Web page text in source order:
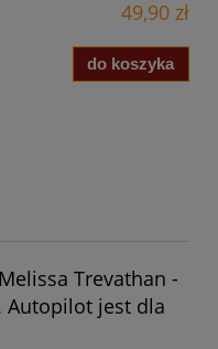
49,90 zł
do koszyka
Trevathan -
Autopilot jest dla